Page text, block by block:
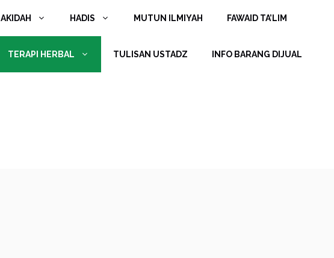
AKIDAH HADIS MUTUN ILMIYAH FAWAID TA’LIM
TERAPI HERBAL TULISAN USTADZ INFO BARANG DIJUAL